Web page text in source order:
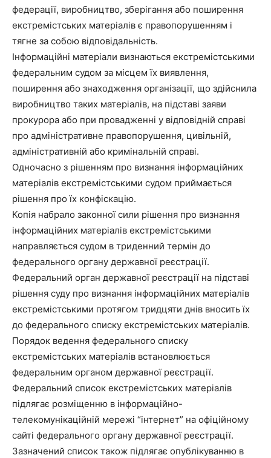
федерації, виробництво, зберігання або поширення
екстремістських матеріалів є правопорушенням і
тягне за собою відповідальність.
Інформаційні матеріали визнаються екстремістськими
федеральним судом за місцем їх виявлення,
поширення або знаходження організації, що здійснила
виробництво таких матеріалів, на підставі заяви
прокурора або при провадженні у відповідній справі
про адміністративне правопорушення, цивільній,
адміністративній або кримінальній справі.
Одночасно з рішенням про визнання інформаційних
матеріалів екстремістськими судом приймається
рішення про їх конфіскацію.
Копія набрало законної сили рішення про визнання
інформаційних матеріалів екстремістськими
направляється судом в триденний термін до
федерального органу державної реєстрації.
Федеральний орган державної реєстрації на підставі
рішення суду про визнання інформаційних матеріалів
екстремістськими протягом тридцяти днів вносить їх
до федерального списку екстремістських матеріалів.
Порядок ведення федерального списку
екстремістських матеріалів встановлюється
федеральним органом державної реєстрації.
Федеральний список екстремістських матеріалів
підлягає розміщенню в інформаційно-
телекомунікаційній мережі “інтернет” на офіційному
сайті федерального органу державної реєстрації.
Зазначений список також підлягає опублікуванню в